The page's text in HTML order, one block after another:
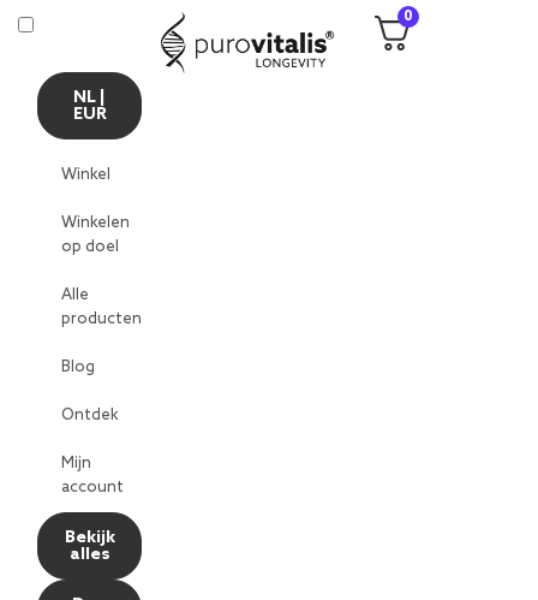
NL |
EUR
Winkel
Winkelen
op doel
Alle
producten
Blog
Ontdek
Mijn
account
Bekijk
alles
0